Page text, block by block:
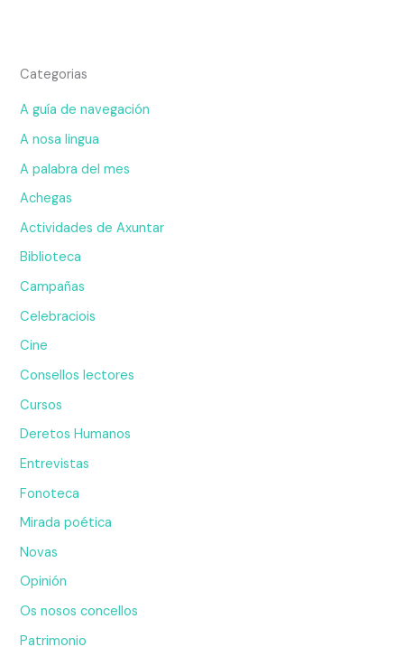
Categorias
A guía de navegación
A nosa lingua
A palabra del mes
Achegas
Actividades de Axuntar
Biblioteca
Campañas
Celebraciois
Cine
Consellos lectores
Cursos
Deretos Humanos
Entrevistas
Fonoteca
Mirada poética
Novas
Opinión
Os nosos concellos
Patrimonio